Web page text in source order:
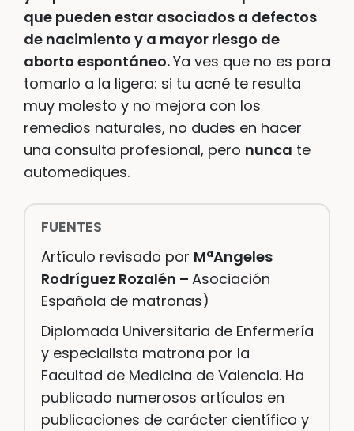
que pueden estar asociados a defectos
de nacimiento y a mayor riesgo de
aborto espontáneo.Ya ves que no es para
tomarlo a la ligera: si tu acné te resulta
muy molesto y no mejora con los
remedios naturales, no dudes en hacer
una consulta profesional, pero nunca te
automediques.
FUENTES
Artículo revisado por MªAngeles
Rodríguez Rozalén – Asociación
Española de matronas)
Diplomada Universitaria de Enfermería
y especialista matrona por la
Facultad de Medicina de Valencia. Ha
publicado numerosos artículos en
publicaciones de carácter científico y